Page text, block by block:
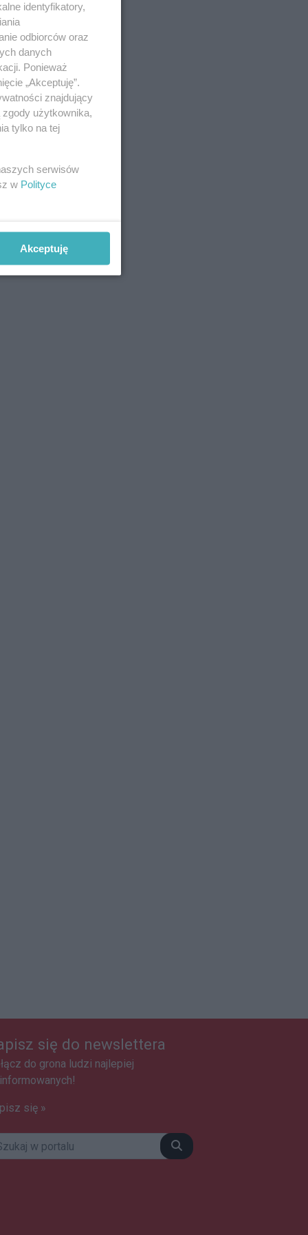
się do newslettera
do grona ludzi najlepiej
się »
Szukaj
identyfikatory,
odbiorców oraz
danych
Ponieważ
„Akceptuję”.
znajdujący
użytkownika,
tylko na tej
serwisów
w Polityce
Akceptuję